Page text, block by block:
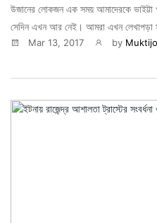
উজানের লোকজন এক সময় আমাদেরকে
সেদিন এখন আর নেই। আমরা এখন লেখাপড়া
Mar 13, 2017 by